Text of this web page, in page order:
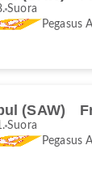
Suora
Pegasus
(SAW)
Suora
Pegasus